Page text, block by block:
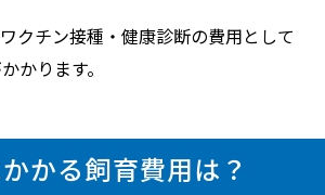
クチン接種・健康診断の費用として
かります。
かる飼育費用は？